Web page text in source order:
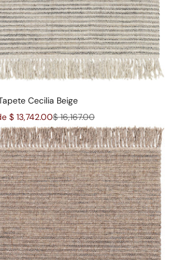
Cecilia Beige
de oferta
$ 13,742.00Precio normal
$ 16,167.00